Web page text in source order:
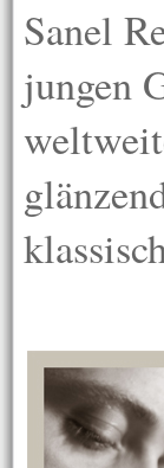
Sanel
jungen